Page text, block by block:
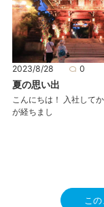
2023/8/28 0
夏の思い出
こんにちは！ 入社して
が経ちまし
こ